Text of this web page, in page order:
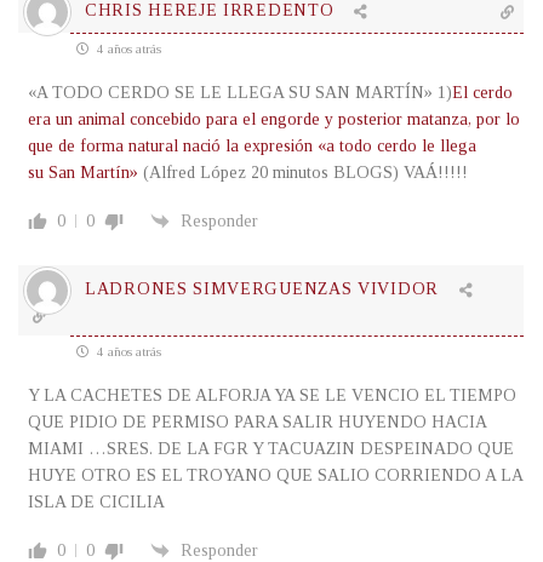
CHRIS HEREJE IRREDENTO
4 años atrás
«A TODO CERDO SE LE LLEGA SU SAN MARTÍN» 1)El cerdo
era un animal concebido para el engorde y posterior matanza, por lo
que de forma natural nació la expresión «a todo cerdo le llega
su San Martín» (Alfred López 20 minutos BLOGS) VAÁ!!!!!
0 0 Responder
LADRONES SIMVERGUENZAS VIVIDOR
4 años atrás
Y LA CACHETES DE ALFORJA YA SE LE VENCIO EL TIEMPO
QUE PIDIO DE PERMISO PARA SALIR HUYENDO HACIA
MIAMI …SRES. DE LA FGR Y TACUAZIN DESPEINADO QUE
HUYE OTRO ES EL TROYANO QUE SALIO CORRIENDO A LA
ISLA DE CICILIA
0 0 Responder